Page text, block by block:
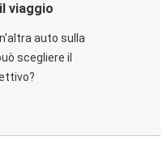
viaggio
auto sulla
scegliere il